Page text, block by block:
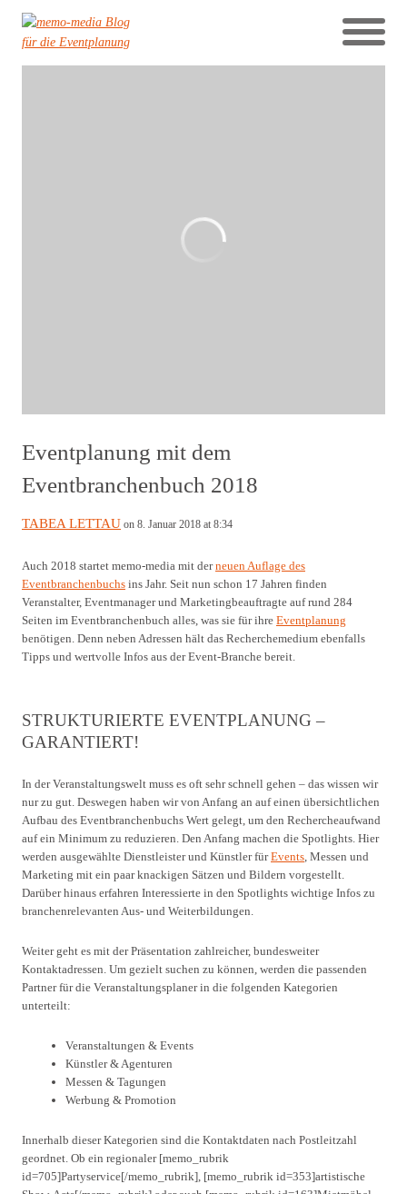
Eventplanung mit dem
Eventbranchenbuch 2018
TABEA LETTAU on 8. Januar 2018 at 8:34
Auch 2018 startet memo-media mit derneuen Auflage des
Eventbranchenbuchs ins Jahr. Seit nun schon 17 Jahren finden
Veranstalter, Eventmanager und Marketingbeauftragte auf rund 284
Seiten im Eventbranchenbuch alles, was sie für ihre Eventplanung
benötigen. Denn neben Adressen hält das Recherchemedium ebenfalls
Tipps und wertvolle Infos aus der Event-Branche bereit.
STRUKTURIERTE EVENTPLANUNG –
GARANTIERT!
In der Veranstaltungswelt muss es oft sehr schnell gehen – das wissen wir
nur zu gut. Deswegen haben wir von Anfang an auf einen übersichtlichen
Aufbau des Eventbranchenbuchs Wert gelegt, um den Rechercheaufwand
auf ein Minimum zu reduzieren. Den Anfang machen die Spotlights. Hier
werden ausgewählte Dienstleister und Künstler fürEvents , Messen und
Marketing mit ein paar knackigen Sätzen und Bildern vorgestellt.
Darüber hinaus erfahren Interessierte in den Spotlights wichtige Infos zu
branchenrelevanten Aus- und Weiterbildungen.
Weiter geht es mit der Präsentation zahlreicher, bundesweiter
Kontaktadressen. Um gezielt suchen zu können, werden die passenden
Partner für die Veranstaltungsplaner in die folgenden Kategorien
unterteilt:
Veranstaltungen & Events
Künstler & Agenturen
Messen & Tagungen
Werbung & Promotion
Innerhalb dieser Kategorien sind die Kontaktdaten nach Postleitzahl
geordnet. Ob ein regionaler [memo_rubrik
id=705]Partyservice[/memo_rubrik], [memo_rubrik id=353]artistische